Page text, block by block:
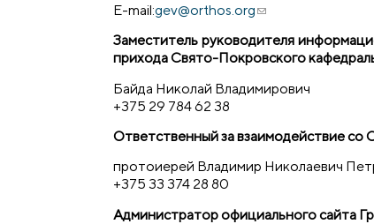
E-mail:gev@orthos.org(ссылка для
Заместитель руководителя
прихода Свято-Покровского
Байда Николай Владимирович
+375 29 784 62 38
Ответственный за взаимодействие
протоиерей Владимир Николаевич
+375 33 374 28 80
Администратор официального сайта